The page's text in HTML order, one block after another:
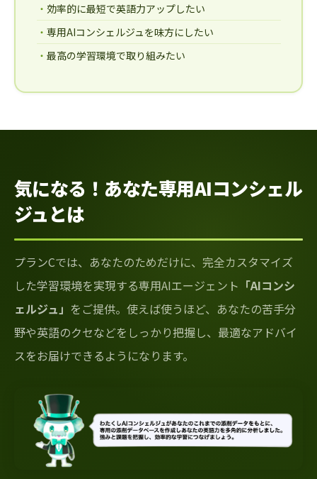
効率的に最短で英語力アップしたい
専用AIコンシェルジュを味方にしたい
最高の学習環境で取り組みたい
気になる！あなた専用AIコンシェル
ジュとは
プランCでは、あなたのためだけに、完全カスタマイズ
した学習環境を実現する専用AIエージェント 「AIコンシ
ェルジュ」 をご提供。使えば使うほど、あなたの苦手分
野や英語のクセなどをしっかり把握し、最適なアドバイ
スをお届けできるようになります。